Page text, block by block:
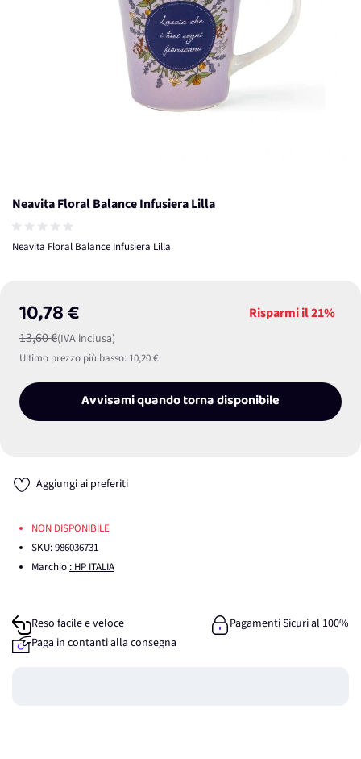
Neavita Floral Balance Infusiera Lilla
Neavita Floral Balance Infusiera Lilla
10,78 €
13,60 €(IVA inclusa)
Risparmi il21%
Ultimo prezzo più basso: 10,20 €
Avvisami quando torna disponibile
Aggiungi ai preferiti
NON DISPONIBILE
SKU:986036731
Marchio : HP ITALIA
Reso facile e veloce
Pagamenti Sicuri al 100%
Paga in contanti alla consegna